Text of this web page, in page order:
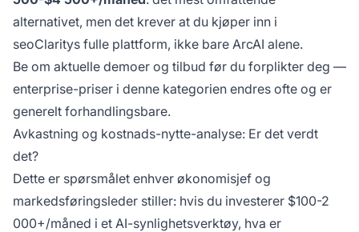
alternativet, men det krever at du kjøper inn i
seoClaritys fulle plattform, ikke bare ArcAI alene.
Be om aktuelle demoer og tilbud før du forplikter deg —
enterprise-priser i denne kategorien endres ofte og er
generelt forhandlingsbare.
Avkastning og kostnads-nytte-analyse: Er det verdt
det?
Dette er spørsmålet enhver økonomisjef og
markedsføringsleder stiller: hvis du investerer $100-2
000+/måned i et AI-synlighetsverktøy, hva er